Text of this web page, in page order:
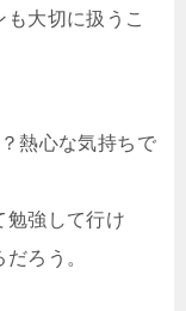
大切に扱うこ
熱心な気持ちで
勉強して行け
ろう。